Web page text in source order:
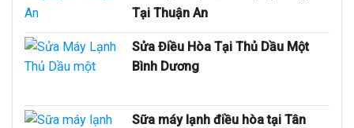
Tại Thuận An
Sửa Điều Hòa Tại Thủ Dầu Một
Bình Dương
Sữa máy lạnh điều hòa tại Tân